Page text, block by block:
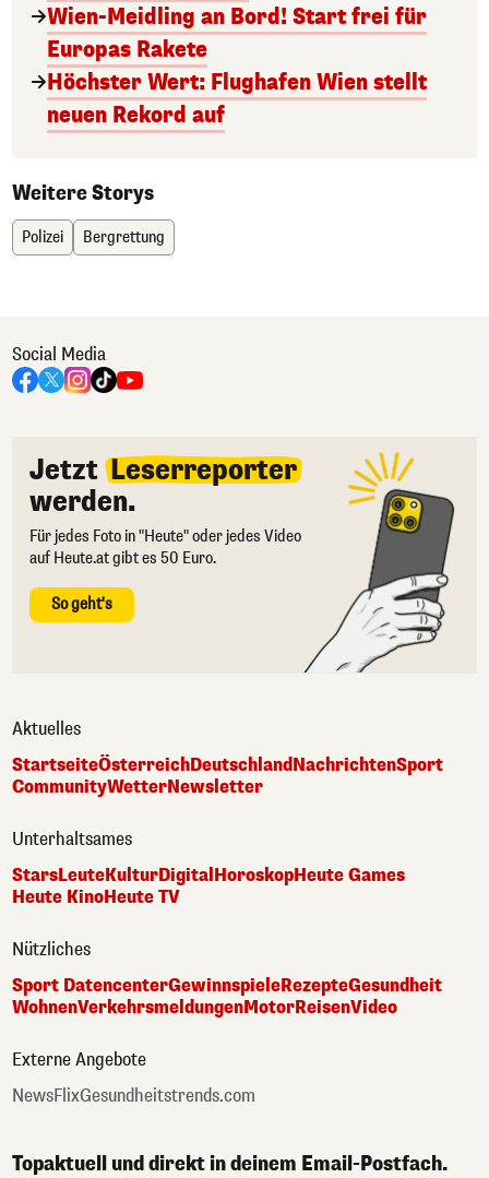
Wien-Meidling an Bord! Start frei für
Europas Rakete
Höchster Wert: Flughafen Wien stellt
neuen Rekord auf
Weitere Storys
Polizei Bergrettung
Social Media
Jetzt Leserreporter
werden.
Für jedes Foto in "Heute" oder jedes Video
auf Heute.at gibt es 50 Euro.
So geht's
Aktuelles
StartseiteÖsterreichDeutschlandNachrichtenSport
CommunityWetterNewsletter
Unterhaltsames
StarsLeuteKulturDigital HoroskopHeute Games
Heute KinoHeute TV
Nützliches
Sport DatencenterGewinnspieleRezepteGesundheit
WohnenVerkehrsmeldungenMotorReisenVideo
Externe Angebote
NewsFlixGesundheitstrends.com
Topaktuell und direkt in deinem Email-Postfach.